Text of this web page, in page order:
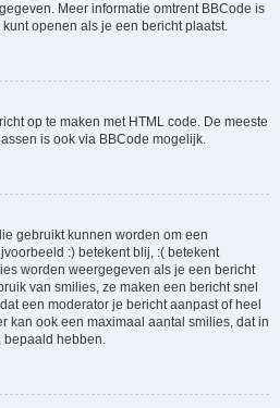
Meer informatie omtrent BBCode is
openen als je een bericht plaatst.
op te maken met HTML code. De meeste
is ook via BBCode mogelijk.
gebruikt kunnen worden om een
:) betekent blij, :( betekent
worden weergegeven als je een bericht
van smilies, ze maken een bericht snel
een moderator je bericht aanpast of heel
kan ook een maximaal aantal smilies, dat in
bepaald hebben.